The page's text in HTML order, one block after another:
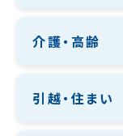
介護・高齢
引越・住まい